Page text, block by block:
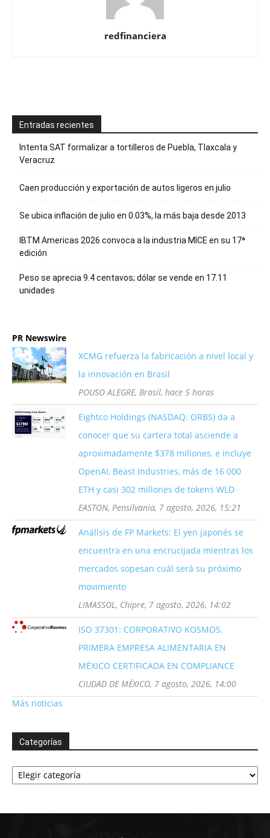
redfinanciera
Entradas recientes
Intenta SAT formalizar a tortilleros de Puebla, Tlaxcala y
Veracruz
Caen producción y exportación de autos ligeros en julio
Se ubica inflación de julio en 0.03%, la más baja desde 2013
IBTM Americas 2026 convoca a la industria MICE en su 17ª
edición
Peso se aprecia 9.4 centavos; dólar se vende en 17.11
unidades
PR Newswire
XCMG refuerza la fabricación a nivel local y
la innovación en Brasil
POUSO ALEGRE, Brasil, hace 5 horas
Eightco Holdings (NASDAQ: ORBS) da a
conocer que su cartera total asciende a
aproximadamente $378 millones, e incluye
OpenAI, Beast Industries, más de 16 000
ETH y casi 302 millones de tokens WLD
EASTON, Pensilvania, 7 agosto, 2026, 15:21
Análisis de FP Markets: El yen japonés se
encuentra en una encrucijada mientras los
mercados sopesan cuál será su próximo
movimiento
LIMASSOL, Chipre, 7 agosto, 2026, 14:02
ISO 37301: CORPORATIVO KOSMOS,
PRIMERA EMPRESA ALIMENTARIA EN
MÉXICO CERTIFICADA EN COMPLIANCE
CIUDAD DE MÉXICO, 7 agosto, 2026, 14:00
Más noticias
Categorías
Categorías